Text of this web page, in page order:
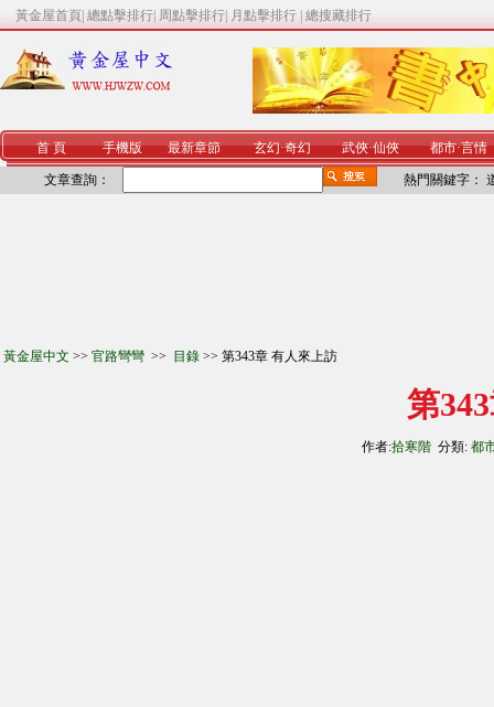
黃金屋首頁 總點擊排行 周點擊排行 月點擊排行 總搜藏排行
首 頁 手機版 最新章節 玄幻·奇幻 武俠·仙俠 都市·言情
文章查詢： 熱門關鍵字：
黃金屋中文 >> 官路彎彎 >> 目錄 >> 第343章 有人來上訪
第
作者:拾寒階 分類: 都